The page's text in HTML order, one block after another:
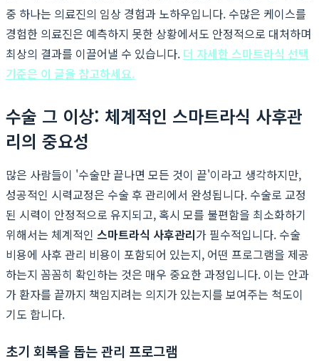
중 하나는 의료진의 임상 경험과 노하우입니다. 수많은 케이스를
경험한 의료진은 예측하지 못한 상황에서도 안정적으로 대처하며
최상의 결과를 이끌어낼 수 있습니다. 더 자세한 스마트라식 선택
기준은 이 글을 참고하세요.
수술 그 이상: 체계적인 스마트라식 사후관
리의 중요성
많은 사람들이 '수술만 끝나면 모든 것이 끝'이라고 생각하지만,
성공적인 시력교정은 수술 후 관리에서 완성됩니다. 수술로 교정
된 시력이 안정적으로 유지되고, 혹시 모를 불편함을 최소화하기
위해서는 체계적인 스마트라식 사후관리가 필수적입니다. 수술
비용에 사후 관리 비용이 포함되어 있는지, 어떤 프로그램을 제공
하는지 꼼꼼히 확인하는 것은 매우 중요한 과정입니다. 이는 안과
가 환자를 끝까지 책임지려는 의지가 있는지를 보여주는 척도이
기도 합니다.
초기 회복을 돕는 관리 프로그램